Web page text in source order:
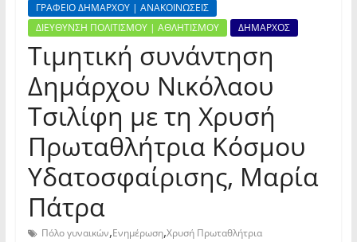
ΓΡΑΦΕΙΟ ΔΗΜΑΡΧΟΥ | ΑΝΑΚΟΙΝΩΣΕΙΣ
ΔΙΕΥΘΥΝΣΗ ΠΟΛΙΤΙΣΜΟΥ | ΑΘΛΗΤΙΣΜΟΥ
ΔΗΜΑΡΧΟΣ
Τιμητική συνάντηση
Δημάρχου Νικόλαου
Τσιλίφη με τη Χρυσή
Πρωταθλήτρια Κόσμου
Υδατοσφαίρισης, Μαρία
Πάτρα
Πόλο γυναικών,Ενημέρωση,Χρυσή Πρωταθλήτρια